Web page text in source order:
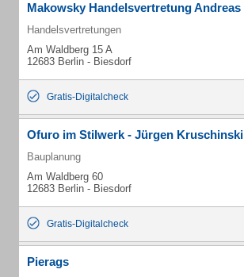
Makowsky Handelsvertretung Andreas
Handelsvertretungen
Am Waldberg 15 A
12683 Berlin - Biesdorf
Gratis-Digitalcheck
Ofuro im Stilwerk - Jürgen Kruschinski
Bauplanung
Am Waldberg 60
12683 Berlin - Biesdorf
Gratis-Digitalcheck
Pierags